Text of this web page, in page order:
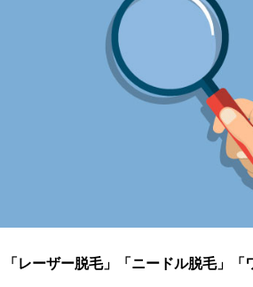
「レーザー脱毛」「ニードル脱毛」「